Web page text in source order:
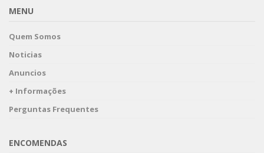
MENU
Quem Somos
Noticias
Anuncios
+ Informações
Perguntas Frequentes
ENCOMENDAS